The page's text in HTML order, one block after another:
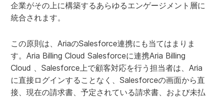
企業がその上に構築するあらゆるエンゲージメント層に
統合されます。
この原則は、AriaのSalesforce連携にも当てはまりま
す。Aria Billing Cloud Salesforceに連携Aria Billing
Cloud 、Salesforce上で顧客対応を行う担当者は、Aria
に直接ログインすることなく、Salesforceの画面から直
接、現在の請求書、予定されている請求書、および未払